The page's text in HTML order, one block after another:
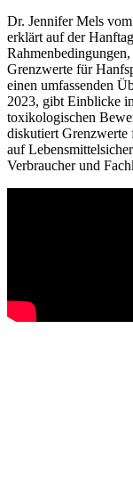
Dr. Jennifer Mels
erklärt auf der
Grenzwerte für
einen umfassenden
2023, gibt Einblicke
toxikologischen
diskutiert
auf
Verbraucher und